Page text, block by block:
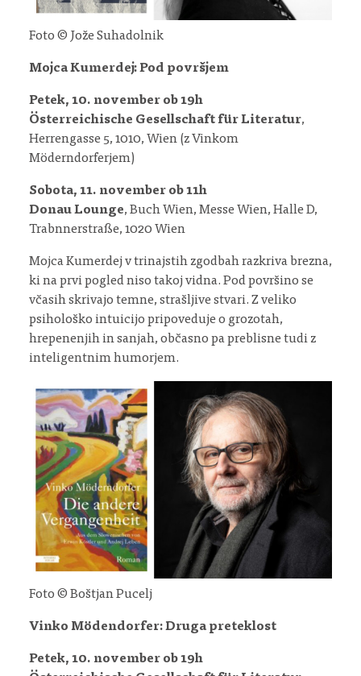
Foto © Jože Suhadolnik
Mojca Kumerdej: Pod površjem
Petek, 10. november ob 19h
Österreichische Gesellschaft für Literatur,
Herrengasse 5, 1010, Wien (z Vinkom
Möderndorferjem)
Sobota, 11. november ob 11h
Donau Lounge, Buch Wien, Messe Wien, Halle D,
Trabnnerstraße, 1020 Wien
Mojca Kumerdej v trinajstih zgodbah razkriva brezna,
ki na prvi pogled niso takoj vidna. Pod površino se
včasih skrivajo temne, strašljive stvari. Z veliko
psihološko intuicijo pripoveduje o grozotah,
hrepenenjih in sanjah, občasno pa preblisne tudi z
inteligentnim humorjem.
Foto © Boštjan Pucelj
Vinko Mödendorfer: Druga preteklost
Petek, 10. november ob 19h